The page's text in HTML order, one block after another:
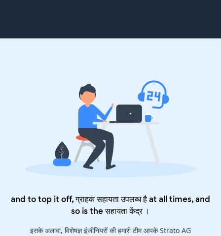
and to top it off, ग्राहक सहायता उपलब्ध है at all times, and
so is theसहायता केंद्र।
इसके अलावा, विशेषज्ञ इंजीनियरों की हमारी टीम आपके Strato AG